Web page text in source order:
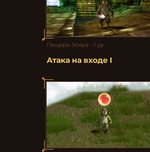
Пещера Эгира - 1 ур.
Атака на входе I